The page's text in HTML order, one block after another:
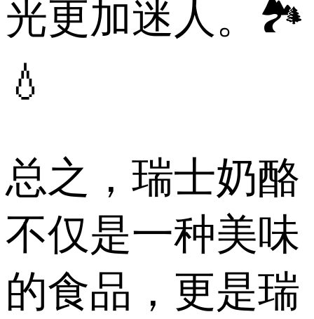
光更加迷人。🏞️
💧
总之，瑞士奶酪
不仅是一种美味
的食品，更是瑞